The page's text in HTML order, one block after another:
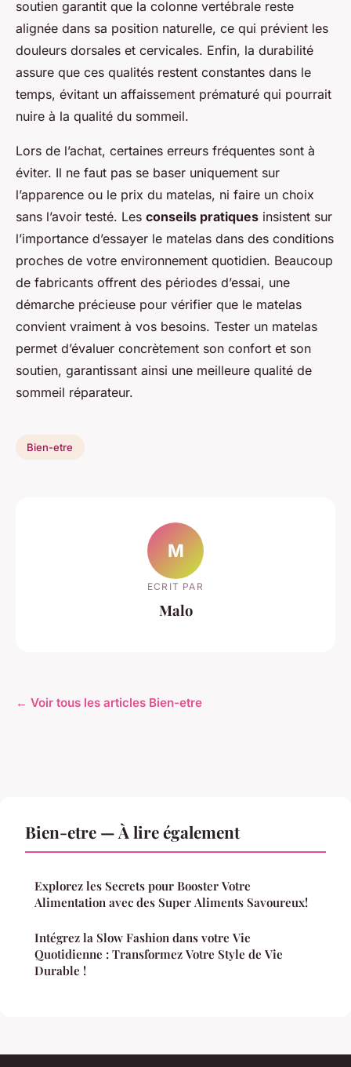
soutien garantit que la colonne vertébrale reste
alignée dans sa position naturelle, ce qui prévient les
douleurs dorsales et cervicales. Enfin, la durabilité
assure que ces qualités restent constantes dans le
temps, évitant un affaissement prématuré qui pourrait
nuire à la qualité du sommeil.
Lors de l’achat, certaines erreurs fréquentes sont à
éviter. Il ne faut pas se baser uniquement sur
l’apparence ou le prix du matelas, ni faire un choix
sans l’avoir testé. Les conseils pratiques insistent sur
l’importance d’essayer le matelas dans des conditions
proches de votre environnement quotidien. Beaucoup
de fabricants offrent des périodes d’essai, une
démarche précieuse pour vérifier que le matelas
convient vraiment à vos besoins. Tester un matelas
permet d’évaluer concrètement son confort et son
soutien, garantissant ainsi une meilleure qualité de
sommeil réparateur.
Bien-etre
M
ECRIT PAR
Malo
← Voir tous les articles Bien-etre
Bien-etre — À lire également
Explorez les Secrets pour Booster Votre
Alimentation avec des Super Aliments Savoureux!
Intégrez la Slow Fashion dans votre Vie
Quotidienne : Transformez Votre Style de Vie
Durable !